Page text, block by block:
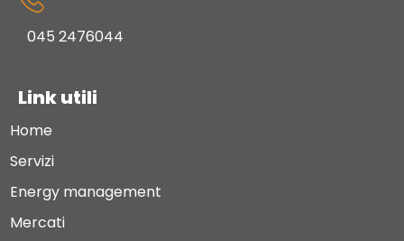
045 2476044
Link utili
Home
Servizi
Energy management
Mercati